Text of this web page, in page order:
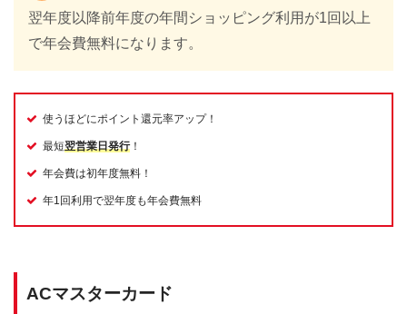
翌年度以降前年度の年間ショッピング利用が1回以上
で年会費無料になります。
使うほどにポイント還元率アップ！
最短翌営業日発行！
年会費は初年度無料！
年1回利用で翌年度も年会費無料
ACマスターカード